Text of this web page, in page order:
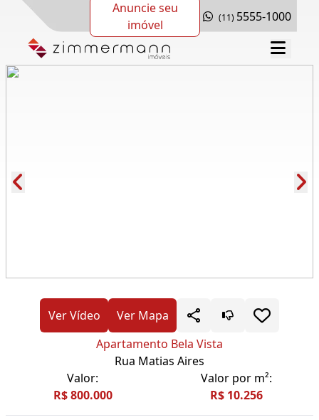
Anuncie seu
imóvel
(11) 5555-1000
Ver Vídeo
Ver Mapa
Apartamento Bela Vista
Rua Matias Aires
Valor:
R$ 800.000
Valor por m²:
R$ 10.256